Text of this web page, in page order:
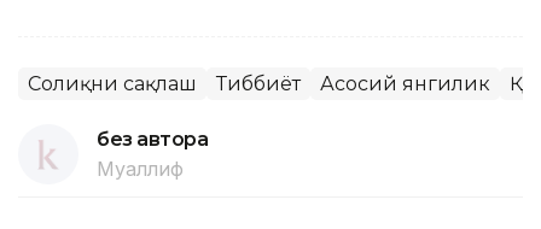
Соғлиқни сақлаш Тиббиёт Асосий янгилик ҚР
без автора
Муаллиф